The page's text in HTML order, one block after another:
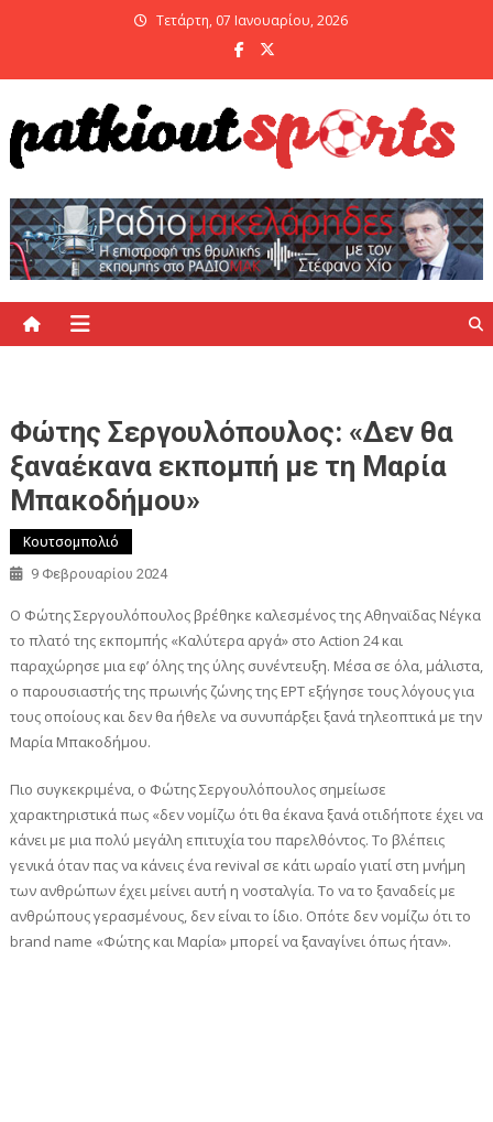
Τετάρτη, 07 Ιανουαρίου, 2026
Φώτης Σεργουλόπουλος: «Δεν θα
ξαναέκανα εκπομπή με τη Μαρία
Μπακοδήμου»
Κουτσομπολιό
9 Φεβρουαρίου 2024
Ο Φώτης Σεργουλόπουλος βρέθηκε καλεσμένος της Αθηναϊδας Νέγκα
το πλατό της εκπομπής «Καλύτερα αργά» στο Action 24 και
παραχώρησε μια εφ’ όλης της ύλης συνέντευξη. Μέσα σε όλα, μάλιστα,
ο παρουσιαστής της πρωινής ζώνης της ΕΡΤ εξήγησε τους λόγους για
τους οποίους και δεν θα ήθελε να συνυπάρξει ξανά τηλεοπτικά με την
Μαρία Μπακοδήμου.
Πιο συγκεκριμένα, ο Φώτης Σεργουλόπουλος σημείωσε
χαρακτηριστικά πως «δεν νομίζω ότι θα έκανα ξανά οτιδήποτε έχει να
κάνει με μια πολύ μεγάλη επιτυχία του παρελθόντος. To βλέπεις
γενικά όταν πας να κάνεις ένα revival σε κάτι ωραίο γιατί στη μνήμη
των ανθρώπων έχει μείνει αυτή η νοσταλγία. Το να το ξαναδείς με
ανθρώπους γερασμένους, δεν είναι το ίδιο. Οπότε δεν νομίζω ότι το
brand name «Φώτης και Μαρία» μπορεί να ξαναγίνει όπως ήταν».